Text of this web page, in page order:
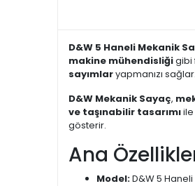
D&W 5 Haneli Mekanik
makine mühendisliğigibi
sayımlaryapmanızı sağlar.
D&W Mekanik Sayaç,
ve taşınabilir tasarımı
gösterir.
Ana
Model:D&W 5